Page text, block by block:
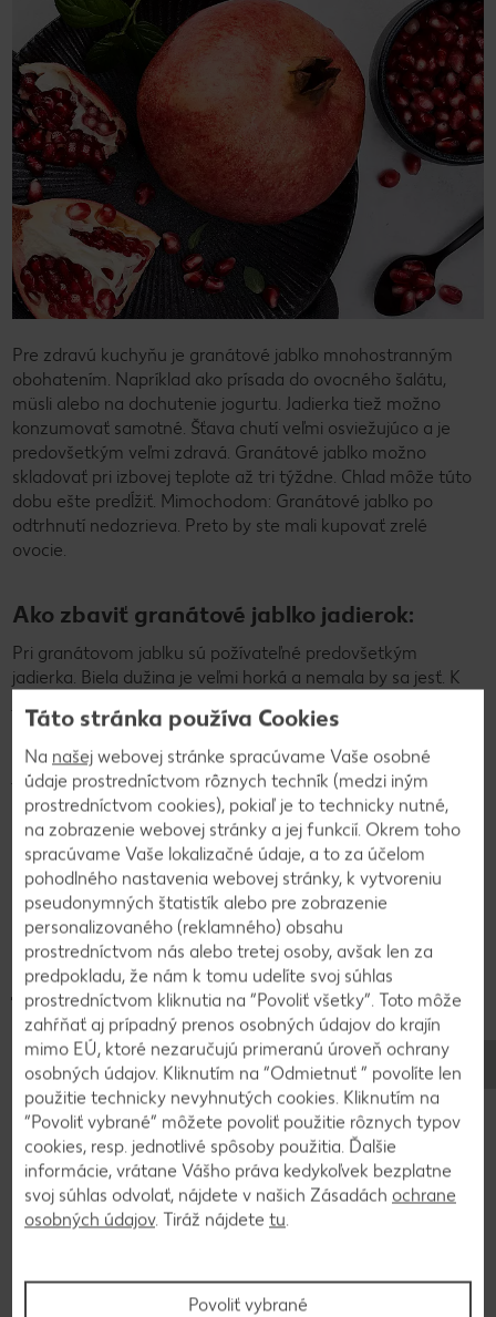
Pre zdravú kuchyňu je granátové jablko mnohostranným
obohatením. Napríklad ako prísada do ovocného šalátu,
müsli alebo na dochutenie jogurtu. Jadierka tiež možno
konzumovať samotné. Šťava chutí veľmi osviežujúco a je
predovšetkým veľmi zdravá. Granátové jablko možno
skladovať pri izbovej teplote až tri týždne. Chlad môže túto
dobu ešte predĺžiť. Mimochodom: Granátové jablko po
odtrhnutí nedozrieva. Preto by ste mali kupovať zrelé
ovocie.
Ako zbaviť granátové jablko jadierok:
Pri granátovom jablku sú požívateľné predovšetkým
jadierka. Biela dužina je veľmi horká a nemala by sa jesť. K
naplníte do dvoch tretín vodou a polovice pod vodou
rozlámete na malé časti. Teraz je možné jadierka celkom
jednoducho uvoľniť.Ale pozor:Fľaky červeného ovocia už
nemožno z odevov odstrániť.
Príprava
Ako ľahko otvoríte granátové
jablko?
Máte problémy s granátovými jablkami? Tomu je teraz
koniec! V našom videu vám ukážeme geniálny trik, ako
rýchlo a čisto otvárať granátové jablká – bez chaosu v
kuchyni a bez nekonečného drvenia. K šťavnatým jadierkam
sa ľahko dostanete v niekoľkých jednoduchých krokoch.
Ideálne pre čerstvé občerstvenie, smoothies alebo šaláty.
Pozrite sa a uľahčite si to – vychutnať si granátové jablko
nebolo nikdy také jednoduché!
Táto stránka používa Cookies
Na našej webovej stránke spracúvame Vaše osobné
údaje prostredníctvom rôznych techník (medzi iným
prostredníctvom cookies), pokiaľ je to technicky nutné,
na zobrazenie webovej stránky a jej funkcií. Okrem toho
spracúvame Vaše lokalizačné údaje, a to za účelom
pohodlného nastavenia webovej stránky, k vytvoreniu
pseudonymných štatistík alebo pre zobrazenie
personalizovaného (reklamného) obsahu
prostredníctvom nás alebo tretej osoby, avšak len za
predpokladu, že nám k tomu udelíte svoj súhlas
prostredníctvom kliknutia na “Povoliť všetky”. Toto môže
zahŕňať aj prípadný prenos osobných údajov do krajín
mimo EÚ, ktoré nezaručujú primeranú úroveň ochrany
osobných údajov. Kliknutím na “Odmietnuť ” povolíte len
použitie technicky nevyhnutých cookies. Kliknutím na
“Povoliť vybrané” môžete povoliť použitie rôznych typov
cookies, resp. jednotlivé spôsoby použitia. Ďalšie
informácie, vrátane Vášho práva kedykoľvek bezplatne
svoj súhlas odvolať, nájdete v našich Zásadách ochrane
osobných údajov. Tiráž nájdete tu.
Povoliť vybrané